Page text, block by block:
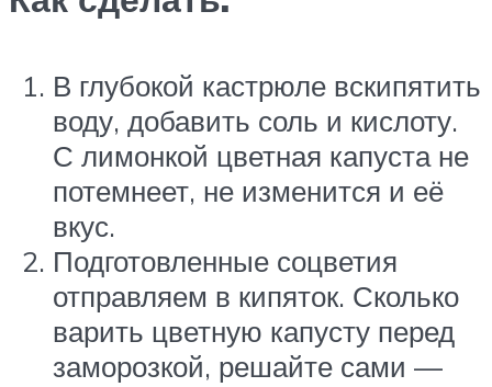
В глубокой кастрюле вскипятить
воду, добавить соль и кислоту.
С лимонкой цветная капуста не
потемнеет, не изменится и её
вкус.
Подготовленные соцветия
отправляем в кипяток. Сколько
варить цветную капусту перед
заморозкой, решайте сами —